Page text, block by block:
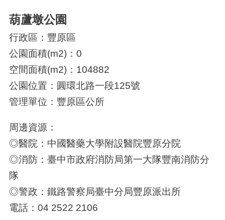
葫蘆墩公園
行政區：豐原區
公園面積(m2)：0
空間面積(m2)：104882
公園位置：圓環北路一段125號
管理單位：豐原區公所
周邊資源：
◎醫院：中國醫藥大學附設醫院豐原分院
◎消防：臺中市政府消防局第一大隊豐南消防分
隊
◎警政：鐵路警察局臺中分局豐原派出所
電話：04 2522 2106